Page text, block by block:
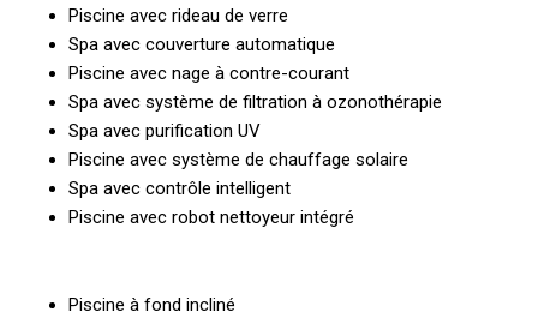
Piscine avec rideau de verre
Spa avec couverture automatique
Piscine avec nage à contre-courant
Spa avec système de filtration à ozonothérapie
Spa avec purification UV
Piscine avec système de chauffage solaire
Spa avec contrôle intelligent
Piscine avec robot nettoyeur intégré
Piscine à fond incliné